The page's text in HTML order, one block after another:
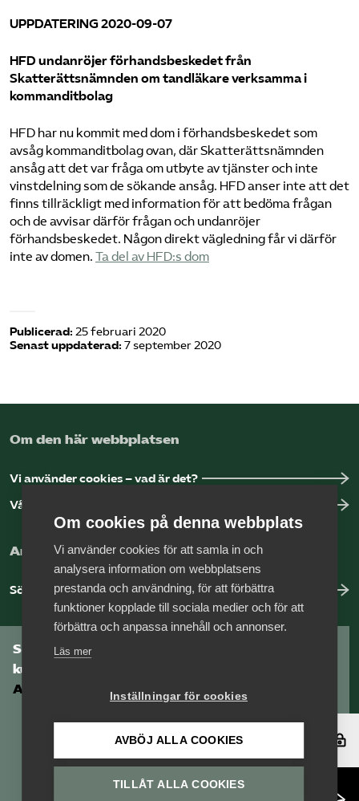
UPPDATERING 2020-09-07
HFD undanröjer förhandsbeskedet från
Skatterättsnämnden om tandläkare verksamma i
kommanditbolag
HFD har nu kommit med dom i förhandsbeskedet som
avsåg kommanditbolag ovan, där Skatterättsnämnden
ansåg att det var fråga om utbyte av tjänster och inte
vinstdelning som de sökande ansåg. HFD anser inte att det
finns tillräckligt med information för att bedöma frågan
och de avvisar därför frågan och undanröjer
förhandsbeskedet. Någon direkt vägledning får vi därför
inte av domen. Ta del av HFD:s dom
Publicerad: 25 februari 2020
Senast uppdaterad: 7 september 2020
Om den här webbplatsen
Vi använder cookies – vad är det?
Vår dataskyddspolicy
Arbeta hos Vårdföretagarna?
Sök jobb hos oss
Som medlem har du tillgång till vår digitala
kunskapsbank
Arbetsgivarguiden
Logga in
Om cookies på denna webbplats
Vi använder cookies för att samla in och
analysera information om webbplatsens
prestanda och användning, för att förbättra
funktioner kopplade till sociala medier och för att
förbättra och anpassa innehåll och annonser.
Läs mer
Inställningar för cookies
AVBÖJ ALLA COOKIES
TILLÅT ALLA COOKIES